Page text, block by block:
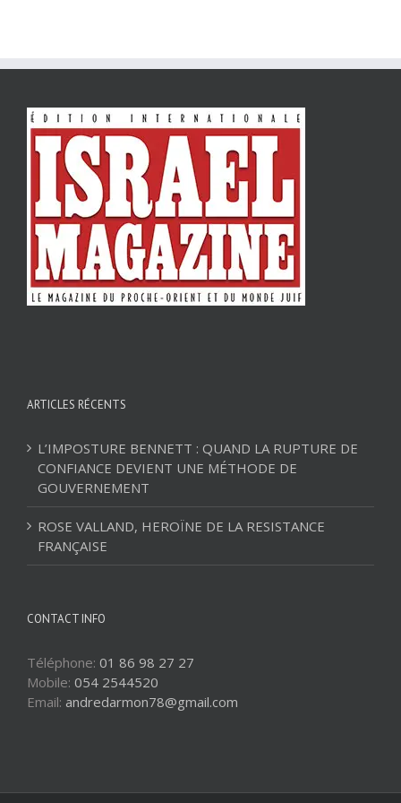
ARTICLES RÉCENTS
L’IMPOSTURE BENNETT : QUAND LA RUPTURE DE
CONFIANCE DEVIENT UNE MÉTHODE DE
GOUVERNEMENT
ROSE VALLAND, HEROÏNE DE LA RESISTANCE
FRANÇAISE
CONTACT INFO
Téléphone: 01 86 98 27 27
Mobile: 054 2544520
Email: andredarmon78@gmail.com